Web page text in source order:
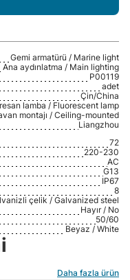
Gemi armatürü / Marine light
Ana aydınlatma / Main lighting
P00119
adet
Çin/Сhina
lamba / Fluorescent lamp
montajı / Ceiling-mounted
Liangzhou
72
220-230
AC
G13
IP67
8
çelik / Galvanized steel
Hayır / No
50/60
Beyaz / White
Daha fazla ürün